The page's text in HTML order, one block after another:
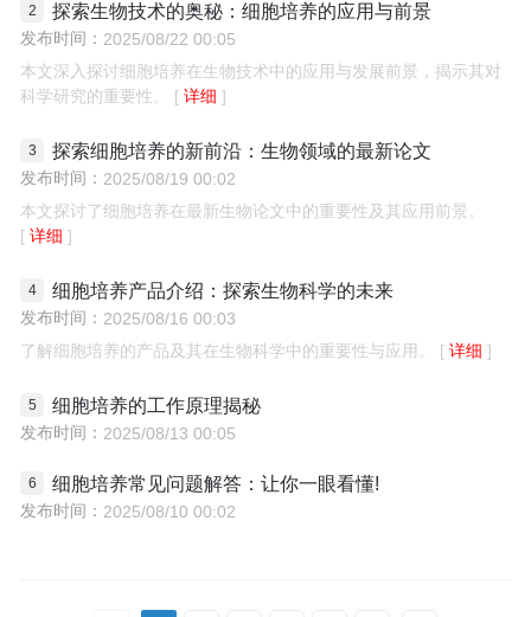
细胞分析仪（荧光，明场）
Tuger全自动荧光细胞分析仪
Tudii全扫描型荧光细胞分析仪
生命科学研究设备
OrganMini 3D体积生物打印机
Eyecute干式细胞复苏仪
Incuchip超快升温显微样品台
Tubii酶标仪
其他（含国赛产品）
Q16EDU实时荧光定量PCR仪
探索生物技术的奥秘：细胞培养的应用与前景
发布时间： 2025/08/22 00:05
本文深入探讨细胞培养在生物技术中的应用与发展前景，揭示其对
科学研究的重要性。
详细
探索细胞培养的新前沿：生物领域的最新论文
发布时间： 2025/08/19 00:02
本文探讨了细胞培养在最新生物论文中的重要性及其应用前景。
详细
细胞培养产品介绍：探索生物科学的未来
发布时间： 2025/08/16 00:03
了解细胞培养的产品及其在生物科学中的重要性与应用。 详细
细胞培养的工作原理揭秘
发布时间： 2025/08/13 00:05
细胞培养常见问题解答：让你一眼看懂!
发布时间： 2025/08/10 00:02